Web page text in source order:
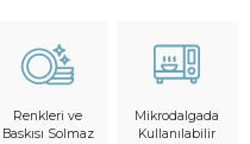
Renkleri ve
Baskısı Solmaz
Mikrodalgada
Kullanılabilir